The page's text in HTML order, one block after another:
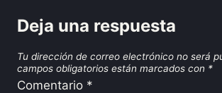
Deja una respuesta
Tu dirección de correo electrónico no será
campos obligatorios están marcados con *
Comentario *